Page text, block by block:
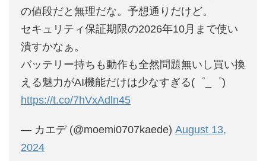
の値段だと無理だな。予想通りだけど。
セキュリティ保証期限の2026年10月まで使い
潰すかなぁ。
バッテリー持ちも動作も全然問題無いし買い換
える魅力がAI機能だけは少なすぎる(゜_゜)
https://t.co/7hVxAdln45
— カエデ (@moemi0707kaede) August 13,
2024